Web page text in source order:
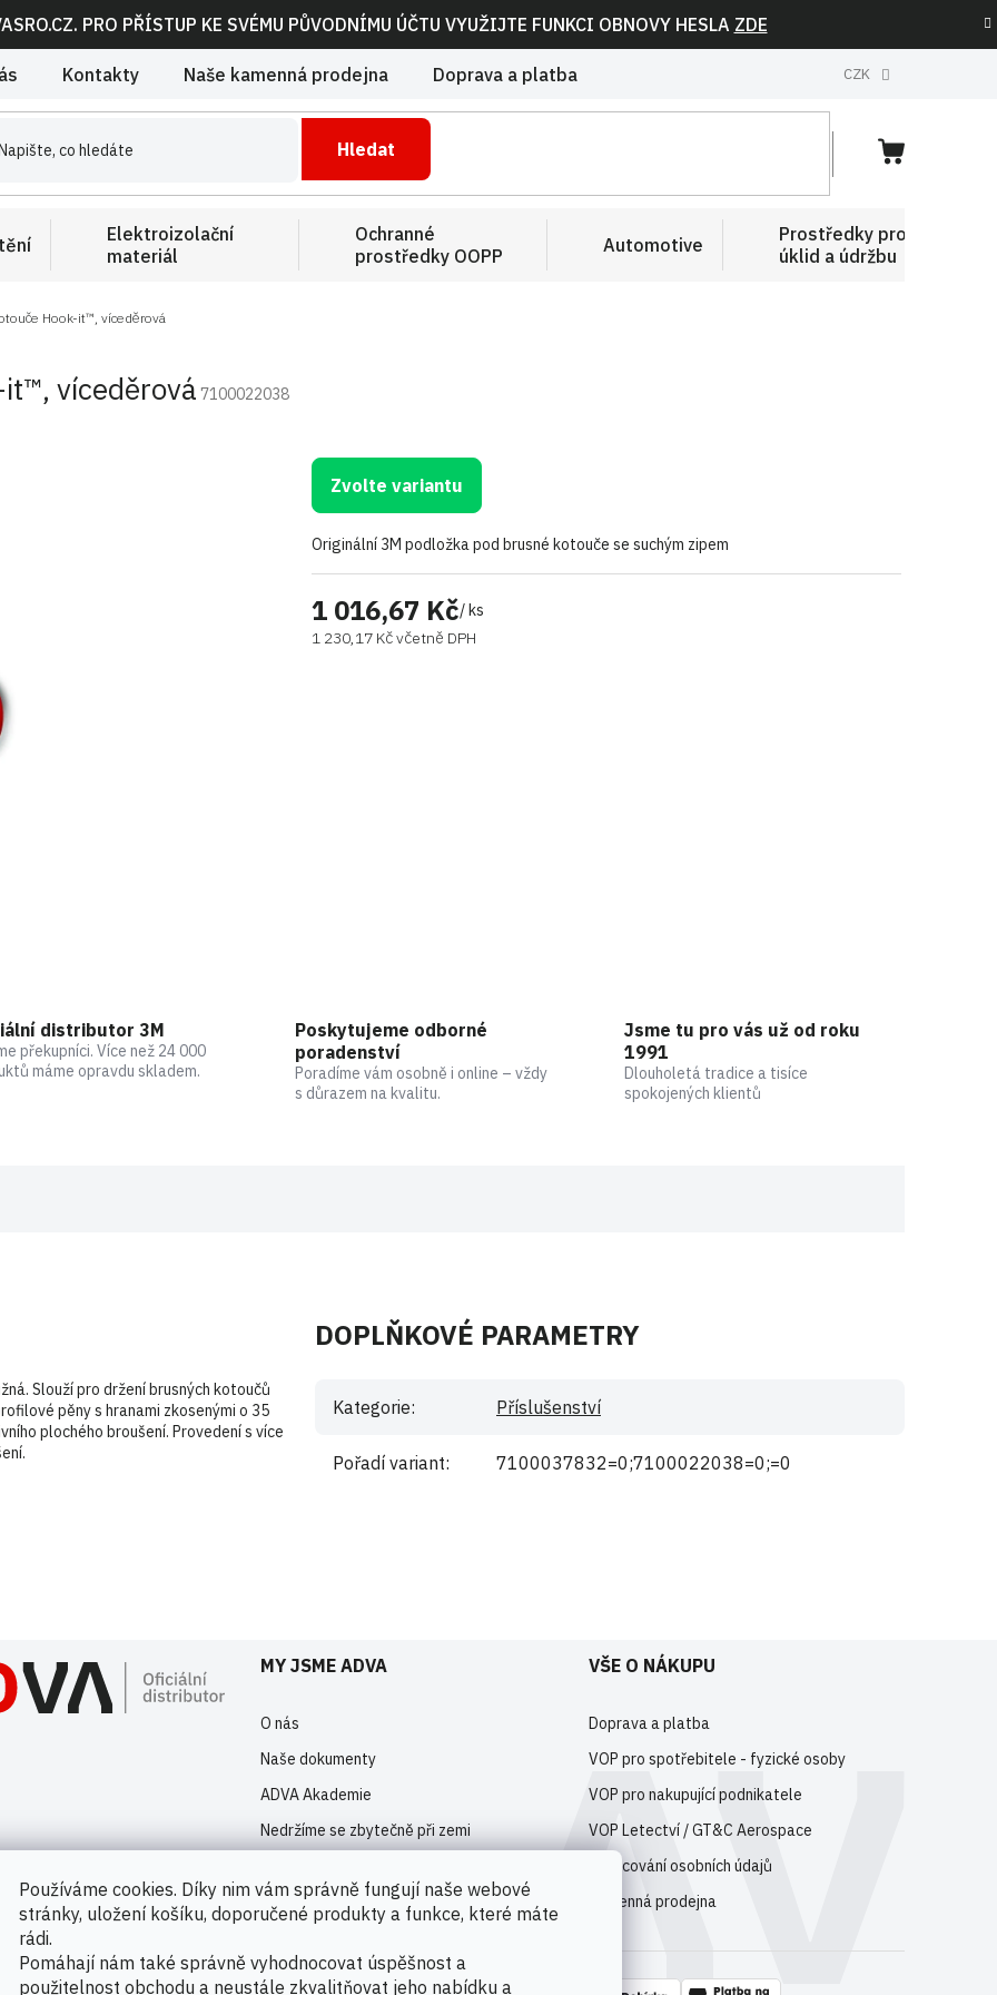
Používáme cookies. Díky nim vám správně fungují naše webové
stránky, uložení košíku, doporučené produkty a funkce, které máte
rádi.
Pomáhají nám také správně vyhodnocovat úspěšnost a
použitelnost obchodu a neustále zkvalitňovat jeho nabídku a
PRO PŘÍSTUP KE SVÉMU PŮVODNÍMU ÚČTU VYUŽIJTE FUNKCI OBNOVY HESLA ZDE
Kontakty Naše kamenná prodejna Doprava a platba CZK
Hledat
NÁKUPNÍ
Elektroizolační
materiál
Ochranné
prostředky OOPP
Automotive
Prostředky pro
úklid a údržbu
Hook-it™, víceděrová
víceděrová 7100022038
1 016,67 Kč/ ks
1 230,17 Kč včetně DPH
Zvolte variantu
Originální 3M podložka pod brusné kotouče se suchým zipem
distributor 3M
překupníci. Více než 24 000
máme opravdu skladem.
Poskytujeme odborné
poradenství
Poradíme vám osobně i online – vždy
s důrazem na kvalitu.
Jsme tu pro vás už od roku
1991
Dlouholetá tradice a tisíce
spokojených klientů
Slouží pro držení brusných kotoučů
pěny s hranami zkosenými o 35
plochého broušení. Provedení s více
DOPLŇKOVÉ PARAMETRY
Kategorie: Příslušenství
Pořadí variant: 7100037832=0;7100022038=0;=0
MY JSME ADVA
O nás
Naše dokumenty
ADVA Akademie
Nedržíme se zbytečně při zemi
Novinky
VŠE O NÁKUPU
Doprava a platba
VOP pro spotřebitele - fyzické osoby
VOP pro nakupující podnikatele
VOP Letectví / GT&C Aerospace
Zpracování osobních údajů
Kamenná prodejna